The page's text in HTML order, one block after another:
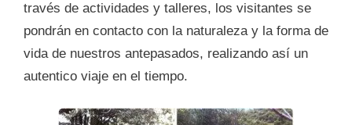
través de actividades y talleres, los visitantes se
pondrán en contacto con la naturaleza y la forma de
vida de nuestros antepasados, realizando así un
autentico viaje en el tiempo.